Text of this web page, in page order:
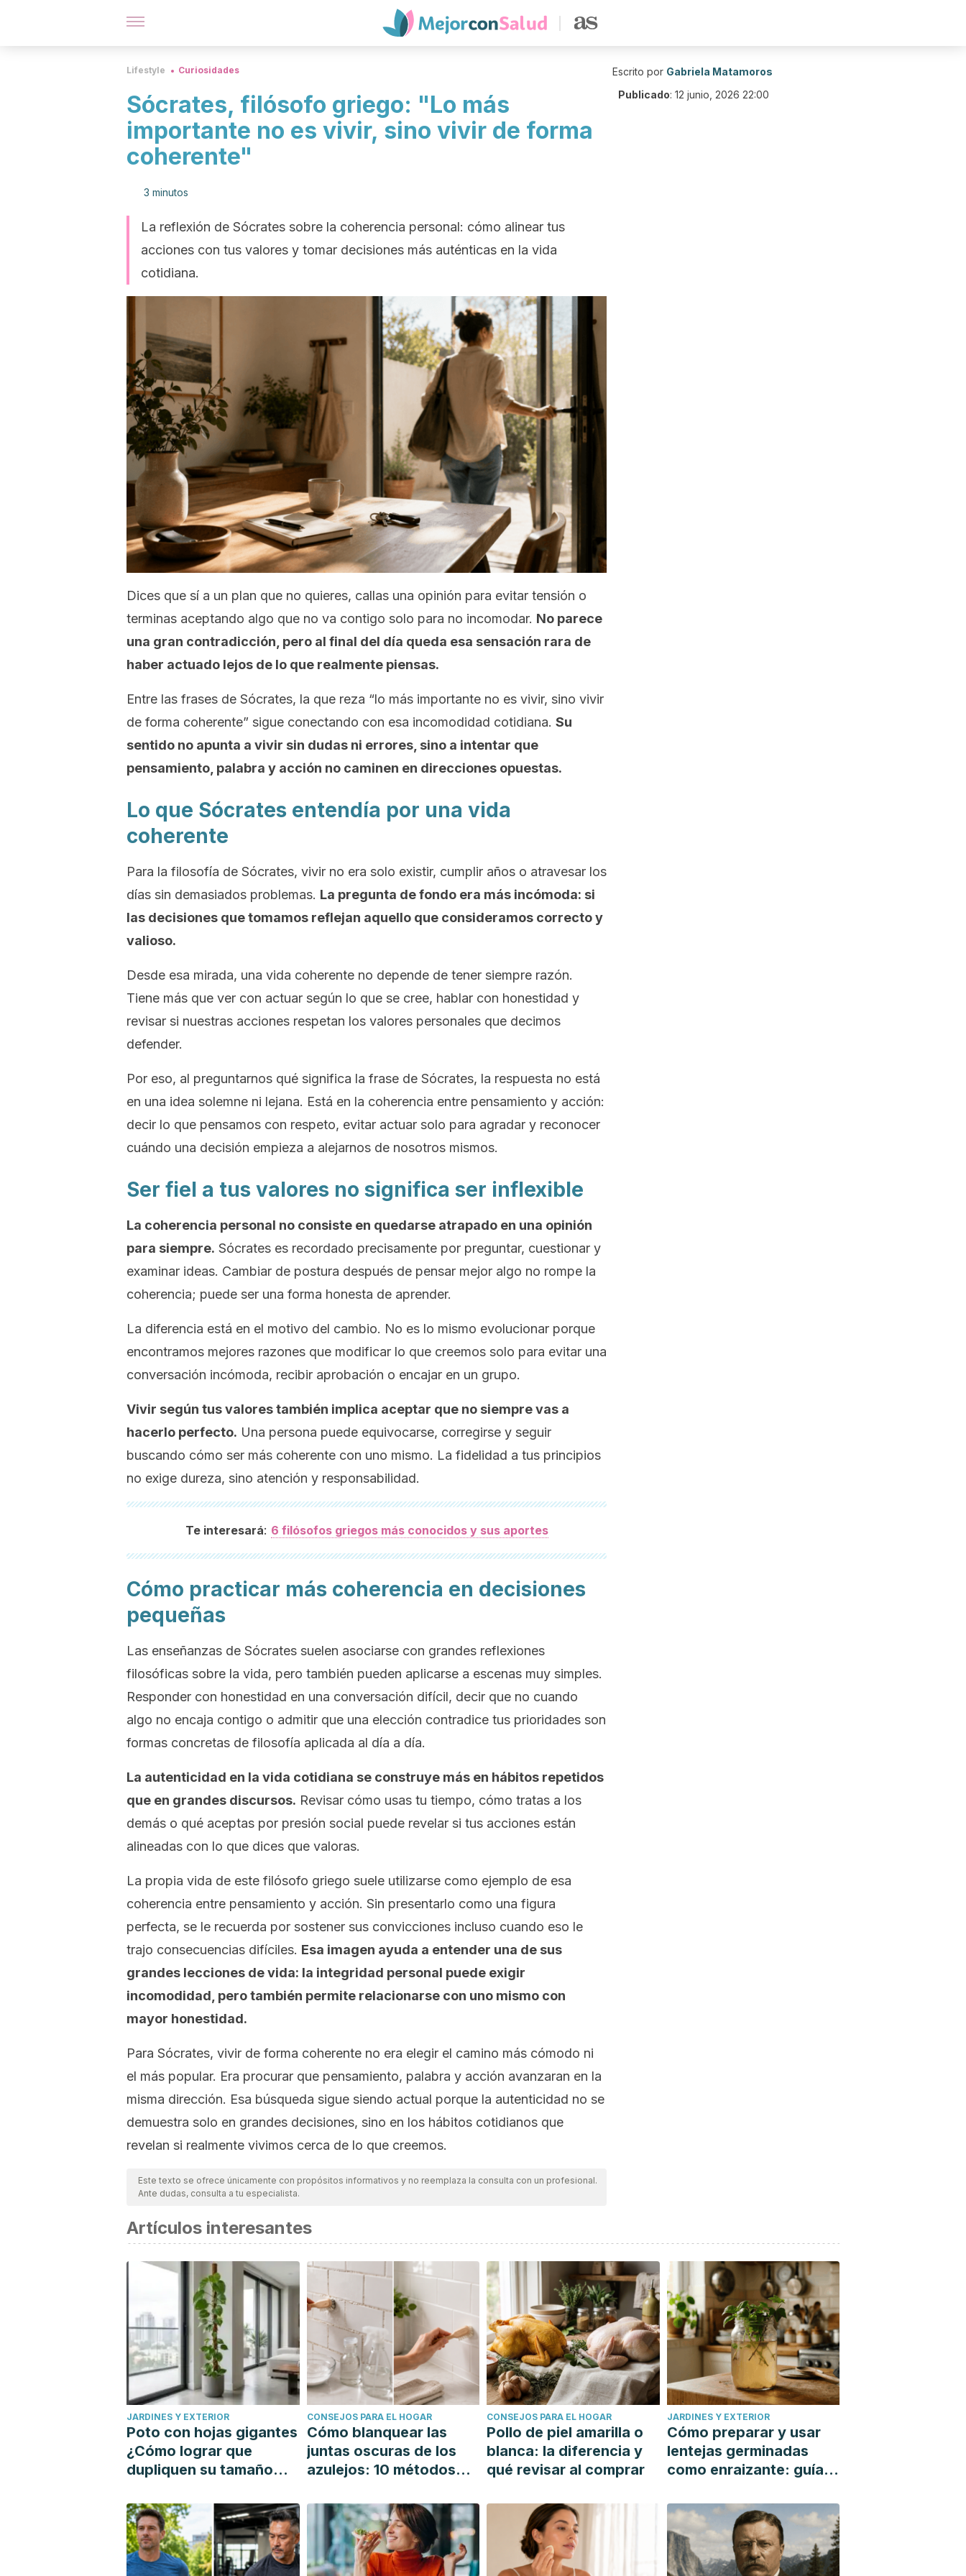
Lifestyle Curiosidades
Sócrates, filósofo griego: "Lo más
importante no es vivir, sino vivir de forma
coherente"
3 minutos
La reflexión de Sócrates sobre la coherencia personal: cómo alinear tus
acciones con tus valores y tomar decisiones más auténticas en la vida
cotidiana.
Dices que sí a un plan que no quieres, callas una opinión para evitar tensión o
terminas aceptando algo que no va contigo solo para no incomodar. No parece
una gran contradicción, pero al final del día queda esa sensación rara de
haber actuado lejos de lo que realmente piensas.
Entre las frases de Sócrates, la que reza “lo más importante no es vivir, sino vivir
de forma coherente” sigue conectando con esa incomodidad cotidiana. Su
sentido no apunta a vivir sin dudas ni errores, sino a intentar que
pensamiento, palabra y acción no caminen en direcciones opuestas.
Lo que Sócrates entendía por una vida
coherente
Para la filosofía de Sócrates, vivir no era solo existir, cumplir años o atravesar los
días sin demasiados problemas. La pregunta de fondo era más incómoda: si
las decisiones que tomamos reflejan aquello que consideramos correcto y
valioso.
Desde esa mirada, una vida coherente no depende de tener siempre razón.
Tiene más que ver con actuar según lo que se cree, hablar con honestidad y
revisar si nuestras acciones respetan los valores personales que decimos
defender.
Por eso, al preguntarnos qué significa la frase de Sócrates, la respuesta no está
en una idea solemne ni lejana. Está en la coherencia entre pensamiento y acción:
decir lo que pensamos con respeto, evitar actuar solo para agradar y reconocer
cuándo una decisión empieza a alejarnos de nosotros mismos.
Ser fiel a tus valores no significa ser inflexible
La coherencia personal no consiste en quedarse atrapado en una opinión
para siempre. Sócrates es recordado precisamente por preguntar, cuestionar y
examinar ideas. Cambiar de postura después de pensar mejor algo no rompe la
coherencia; puede ser una forma honesta de aprender.
La diferencia está en el motivo del cambio. No es lo mismo evolucionar porque
encontramos mejores razones que modificar lo que creemos solo para evitar una
conversación incómoda, recibir aprobación o encajar en un grupo.
Vivir según tus valores también implica aceptar que no siempre vas a
hacerlo perfecto. Una persona puede equivocarse, corregirse y seguir
buscando cómo ser más coherente con uno mismo. La fidelidad a tus principios
no exige dureza, sino atención y responsabilidad.
Te interesará: 6 filósofos griegos más conocidos y sus aportes
Cómo practicar más coherencia en decisiones
pequeñas
Las enseñanzas de Sócrates suelen asociarse con grandes reflexiones
filosóficas sobre la vida, pero también pueden aplicarse a escenas muy simples.
Responder con honestidad en una conversación difícil, decir que no cuando
algo no encaja contigo o admitir que una elección contradice tus prioridades son
formas concretas de filosofía aplicada al día a día.
La autenticidad en la vida cotidiana se construye más en hábitos repetidos
que en grandes discursos. Revisar cómo usas tu tiempo, cómo tratas a los
demás o qué aceptas por presión social puede revelar si tus acciones están
alineadas con lo que dices que valoras.
La propia vida de este filósofo griego suele utilizarse como ejemplo de esa
coherencia entre pensamiento y acción. Sin presentarlo como una figura
perfecta, se le recuerda por sostener sus convicciones incluso cuando eso le
trajo consecuencias difíciles. Esa imagen ayuda a entender una de sus
grandes lecciones de vida: la integridad personal puede exigir
incomodidad, pero también permite relacionarse con uno mismo con
mayor honestidad.
Para Sócrates, vivir de forma coherente no era elegir el camino más cómodo ni
el más popular. Era procurar que pensamiento, palabra y acción avanzaran en la
misma dirección. Esa búsqueda sigue siendo actual porque la autenticidad no se
demuestra solo en grandes decisiones, sino en los hábitos cotidianos que
revelan si realmente vivimos cerca de lo que creemos.
Este texto se ofrece únicamente con propósitos informativos y no reemplaza la consulta con un profesional.
Ante dudas, consulta a tu especialista.
Escrito por Gabriela Matamoros
Publicado: 12 junio, 2026 22:00
Artículos interesantes
JARDINES Y EXTERIOR
Poto con hojas gigantes
¿Cómo lograr que
dupliquen su tamaño
CONSEJOS PARA EL HOGAR
Cómo blanquear las
juntas oscuras de los
azulejos: 10 métodos
CONSEJOS PARA EL HOGAR
Pollo de piel amarilla o
blanca: la diferencia y
qué revisar al comprar
JARDINES Y EXTERIOR
Cómo preparar y usar
lentejas germinadas
como enraizante: guía